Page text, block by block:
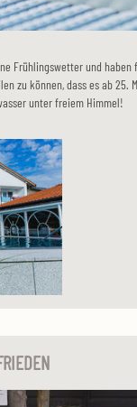
Frühlingswetter und haben
zu können, dass es ab 25.
unter freiem Himmel!